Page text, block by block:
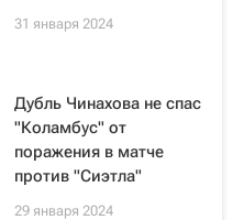
31 января 2024
Дубль Чинахова не спас
"Коламбус" от
поражения в матче
против "Сиэтла"
29 января 2024